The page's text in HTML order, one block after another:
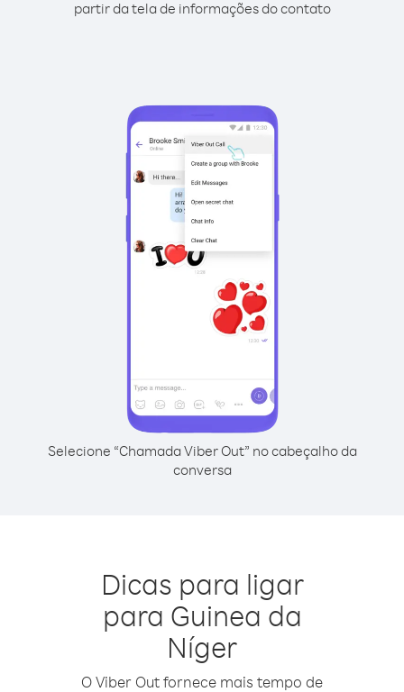
partir da tela de informações do contato
Selecione “Chamada Viber Out” no cabeçalho da
conversa
Dicas para ligar
para Guinea da
Níger
O Viber Out fornece mais tempo de